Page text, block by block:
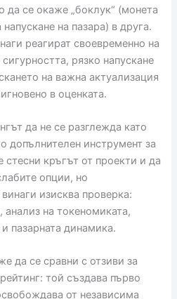
да се окаже „боклук“ (монета
на пазара) в друга.
реагират своевременно на
рязко напускане
на важна актуализация
в оценката.
да не се разглежда като
допълнителен инструмент за
стесни кръгът от проекти и да
опции, но
изисква проверка:
анализ на токеномиката,
пазарната динамика.
да се сравни с отзиви за
той създава първо
от независима